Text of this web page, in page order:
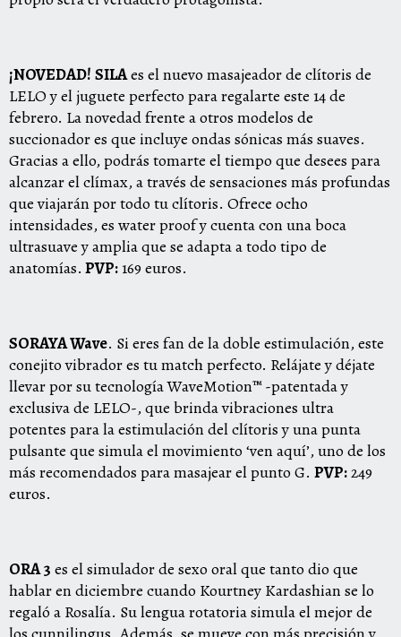
¡NOVEDAD! SILAes el nuevo masajeador de clítoris de
LELO y el juguete perfecto para regalarte este 14 de
febrero. La novedad frente a otros modelos de
succionador es que incluye ondas sónicas más suaves.
Gracias a ello, podrás tomarte el tiempo que desees para
alcanzar el clímax, a través de sensaciones más profundas
que viajarán por todo tu clítoris. Ofrece ocho
intensidades, es water proof y cuenta con una boca
ultrasuave y amplia que se adapta a todo tipo de
anatomías. PVP:169 euros.
SORAYA Wave. Si eres fan de la doble estimulación, este
conejito vibrador es tu match perfecto. Relájate y déjate
llevar por su tecnología WaveMotion™ -patentada y
exclusiva de LELO-, que brinda vibraciones ultra
potentes para la estimulación del clítoris y una punta
pulsante que simula el movimiento ‘ven aquí’, uno de los
más recomendados para masajear el punto G. PVP:249
euros.
ORA 3 es el simulador de sexo oral que tanto dio que
hablar en diciembre cuando Kourtney Kardashian se lo
regaló a Rosalía. Su lengua rotatoria simula el mejor de